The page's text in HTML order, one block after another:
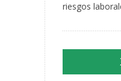
riesgos